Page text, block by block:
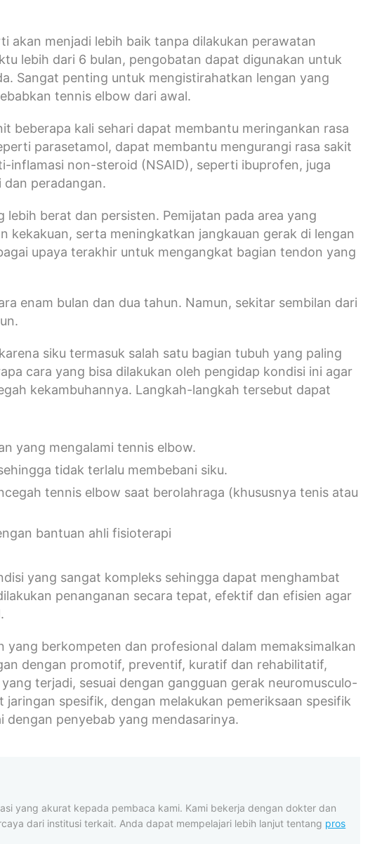
akan menjadi lebih baik tanpa dilakukan perawatan
lebih dari 6 bulan, pengobatan dapat digunakan untuk
Sangat penting untuk mengistirahatkan lengan yang
tennis elbow dari awal.
beberapa kali sehari dapat membantu meringankan rasa
parasetamol, dapat membantu mengurangi rasa sakit
inflamasi non-steroid (NSAID), seperti ibuprofen, juga
peradangan.
berat dan persisten. Pemijatan pada area yang
kekakuan, serta meningkatkan jangkauan gerak di lengan
upaya terakhir untuk mengangkat bagian tendon yang
enam bulan dan dua tahun. Namun, sekitar sembilan dari
siku termasuk salah satu bagian tubuh yang paling
cara yang bisa dilakukan oleh pengidap kondisi ini agar
kekambuhannya. Langkah-langkah tersebut dapat
yang mengalami tennis elbow.
tidak terlalu membebani siku.
tennis elbow saat berolahraga (khususnya tenis atau
bantuan ahli fisioterapi
yang sangat kompleks sehingga dapat menghambat
penanganan secara tepat, efektif dan efisien agar
berkompeten dan profesional dalam memaksimalkan
dengan promotif, preventif, kuratif dan rehabilitatif,
terjadi, sesuai dengan gangguan gerak neuromusculo-
spesifik, dengan melakukan pemeriksaan spesifik
penyebab yang mendasarinya.
yang akurat kepada pembaca kami. Kami bekerja dengan dokter dan
dari institusi terkait. Anda dapat mempelajari lebih lanjut tentang pros